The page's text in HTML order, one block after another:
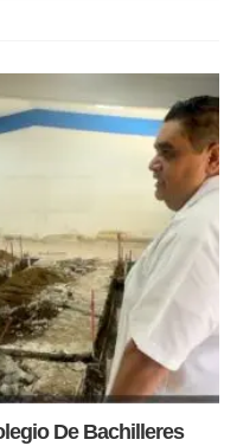
De Bachilleres